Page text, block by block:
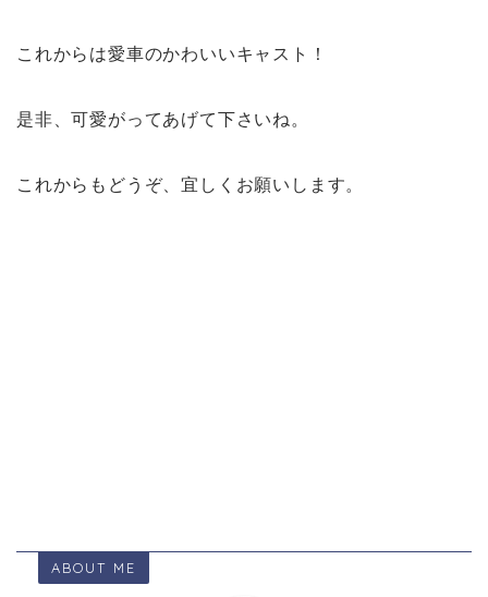
これからは愛車のかわいいキャスト！
是非、可愛がってあげて下さいね。
これからもどうぞ、宜しくお願いします。
ABOUT ME